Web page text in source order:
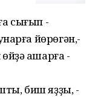
­сығып
йөрөгән,­
­өйҙә­ ашарға
­биш ­яҙҙы,